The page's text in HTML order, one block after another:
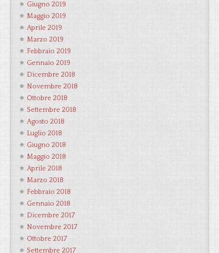
Giugno 2019
Maggio 2019
Aprile 2019
Marzo 2019
Febbraio 2019
Gennaio 2019
Dicembre 2018
Novembre 2018
Ottobre 2018
Settembre 2018
Agosto 2018
Luglio 2018
Giugno 2018
Maggio 2018
Aprile 2018
Marzo 2018
Febbraio 2018
Gennaio 2018
Dicembre 2017
Novembre 2017
Ottobre 2017
Settembre 2017